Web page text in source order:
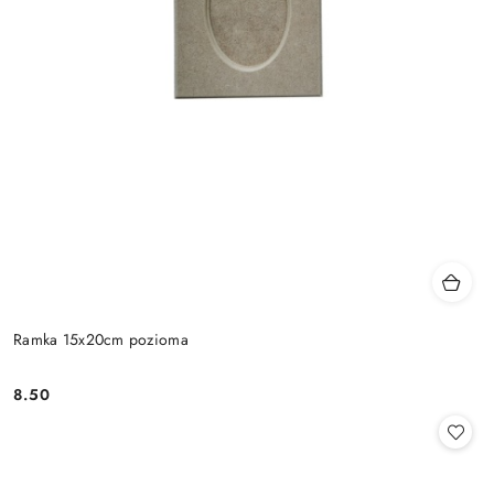
Ramka 15x20cm pozioma
Cena:
8.50